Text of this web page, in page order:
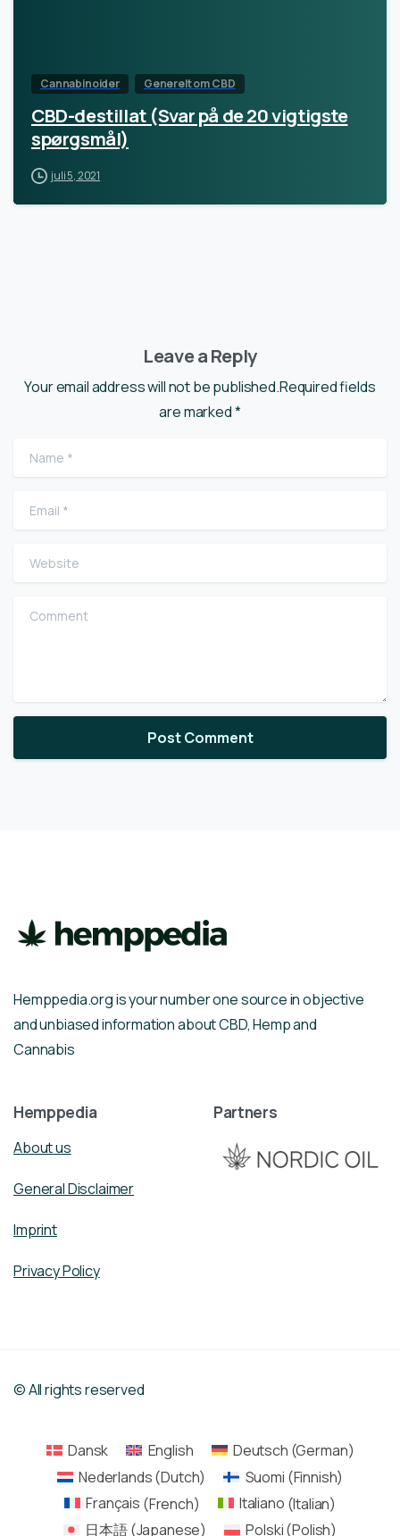
Cannabinoider Generelt om CBD
CBD-destillat (Svar på de 20 vigtigste
spørgsmål)
juli 5, 2021
Leave a Reply
Your email address will not be published.Required fields
are marked *
Name
Email
Website
Comment
Hemppedia.org is your number one source in objective
and unbiased information about CBD, Hemp and
Cannabis
Hemppedia
About us
General Disclaimer
Imprint
Privacy Policy
Partners
© All rights reserved
Dansk English Deutsch (German)
Nederlands(Dutch) Suomi (Finnish)
Français (French) Italiano (Italian)
日本語(Japanese) Polski(Polish)